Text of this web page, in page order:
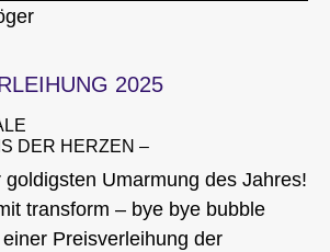
2025
DER HERZEN –
Umarmung des Jahres!
transform – bye bye bubble
Preisverleihung der